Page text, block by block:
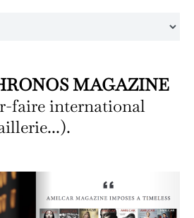
MAGAZINE
faire international